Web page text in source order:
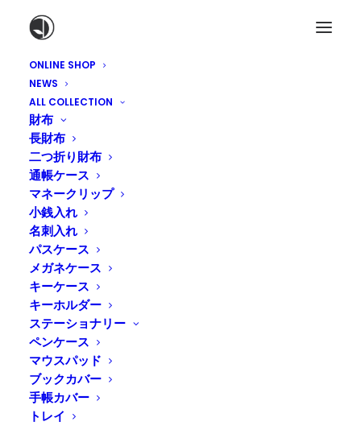
ONLINE SHOP
NEWS
ALL COLLECTION
財布
長財布
二つ折り財布
通帳ケース
マネークリップ
小銭入れ
名刺入れ
パスケース
メガネケース
キーケース
キーホルダー
ステーショナリー
ペンケース
マウスパッド
ブックカバー
手帳カバー
トレイ
護国神社蚤の市に出展しま
2018年9月19日